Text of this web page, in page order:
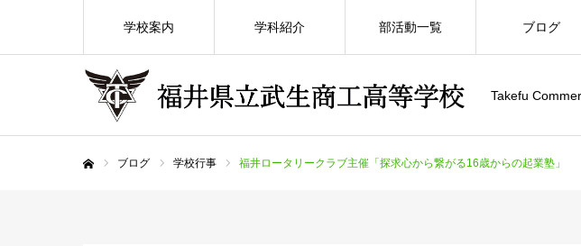
Takefu
学校案内 学科紹介 部活動一覧 ブログ
ブログ 学校行事 福井ロータリークラブ主催「探求心から繋がる16歳からの起業塾」